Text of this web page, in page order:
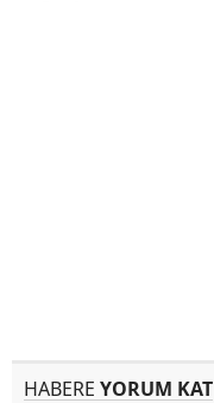
HABERE YORUM KAT